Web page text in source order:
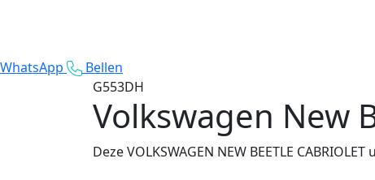
WhatsApp
Bellen
G553DH
Volkswagen New
Deze VOLKSWAGEN NEW BEETLE